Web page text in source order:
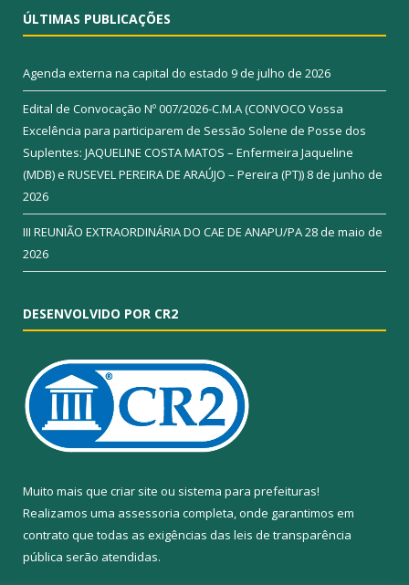
ÚLTIMAS PUBLICAÇÕES
Agenda externa na capital do estado 9 de julho de 2026
Edital de Convocação Nº 007/2026-C.M.A (CONVOCO Vossa
Excelência para participarem de Sessão Solene de Posse dos
Suplentes: JAQUELINE COSTA MATOS – Enfermeira Jaqueline
(MDB) e RUSEVEL PEREIRA DE ARAÚJO – Pereira (PT)) 8 de junho de
2026
III REUNIÃO EXTRAORDINÁRIA DO CAE DE ANAPU/PA28 de maio de
2026
DESENVOLVIDO POR CR2
Muito mais que criar site ou sistema para prefeituras!
Realizamos uma assessoria completa, onde garantimos em
contrato que todas as exigências das leis de transparência
pública serão atendidas.